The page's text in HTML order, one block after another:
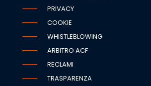
PRIVACY
COOKIE
WHISTLEBLOWING
ARBITRO ACF
RECLAMI
TRASPARENZA